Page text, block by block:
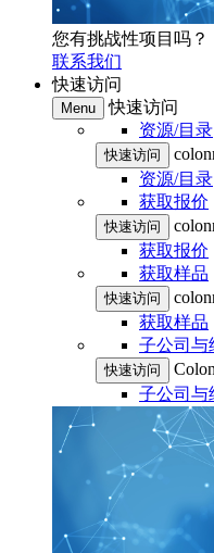
您有挑战性项目吗？
联系我们
快速访问
Menu
快速访问
资源/目录
快速访问
资源/目录
获取报价
快速访问
获取报价
获取样品
快速访问
获取样品
子公司与
快速访问
子公司与